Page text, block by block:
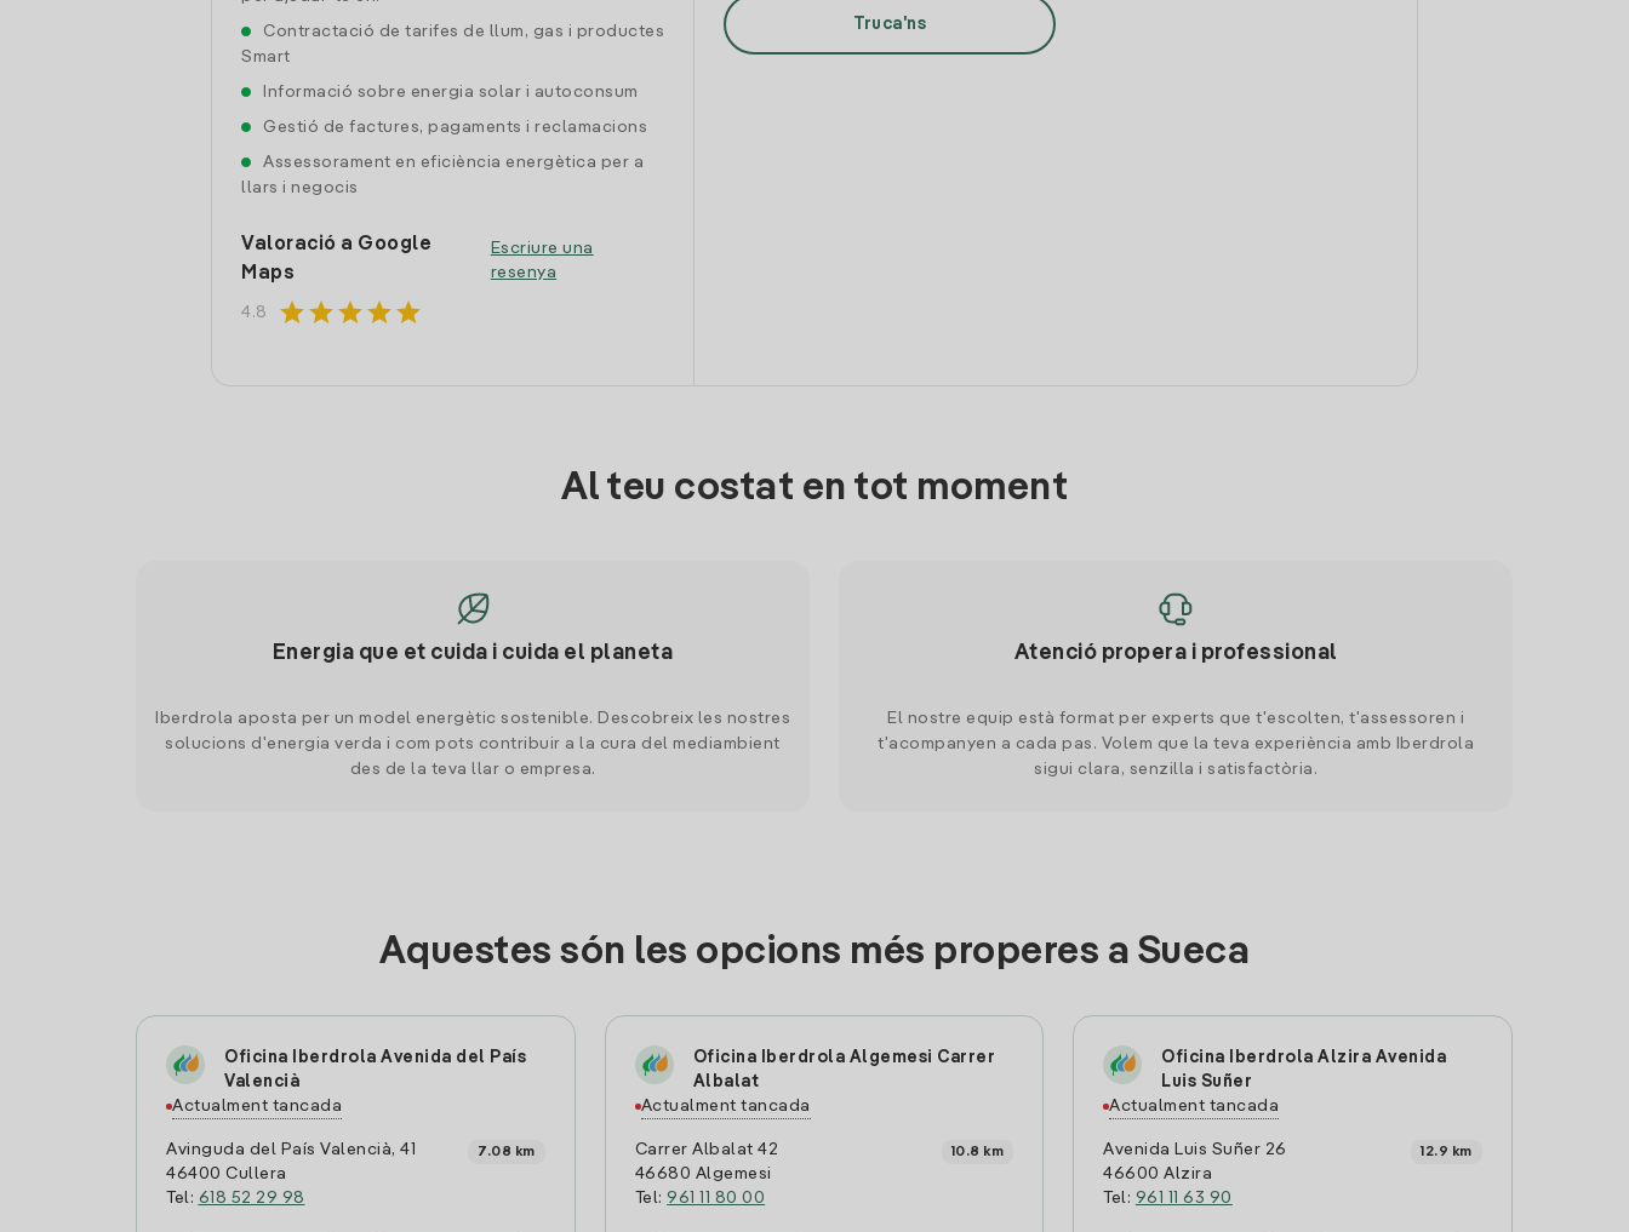
Contractació de tarifes de llum, gas i productes
Smart
Informació sobre energia solar i autoconsum
Gestió de factures, pagaments i reclamacions
Assessorament en eficiència energètica per a
llars i negocis
Valoració a Google
Maps
4.8 starstarstarstarstar
Escriure una
resenya
Truca'ns
Al teu costat en tot moment
Energia que et cuida i cuida el planeta
Iberdrola aposta per un model energètic sostenible. Descobreix les nostres
solucions d'energia verda i com pots contribuir a la cura del mediambient
des de la teva llar o empresa.
Atenció propera i professional
El nostre equip està format per experts que t'escolten, t'assessoren i
t'acompanyen a cada pas. Volem que la teva experiència amb Iberdrola
sigui clara, senzilla i satisfactòria.
Aquestes són les opcions més properes a Sueca
Oficina Iberdrola Avenida del País
Valencià
Actualment tancada
Avinguda del País Valencià, 41
46400 Cullera
Tel: 618 52 29 98
7.08 km
Oficina Iberdrola Algemesi Carrer
Albalat
Actualment tancada
Carrer Albalat 42
46680 Algemesi
Tel:961 11 80 00
10.8 km
Oficina Iberdrola Alzira Avenida
Luis Suñer
Actualment tancada
Avenida Luis Suñer 26
46600 Alzira
Tel: 961 11 63 90
12.9 km